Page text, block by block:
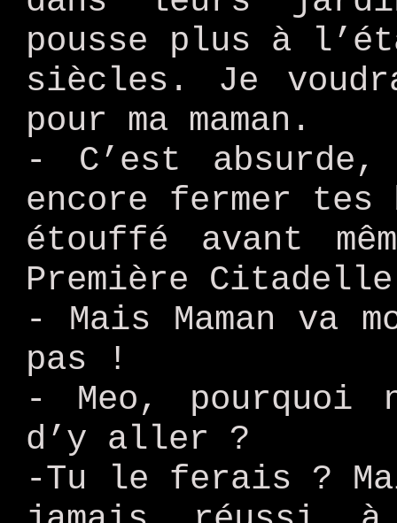
pousse plus à
siècles. Je
pour ma maman.
- C’est
encore fermer
étouffé avant
Première
- Mais Maman
pas !
- Meo, pourquoi
d’y aller ?
-Tu le ferais ?